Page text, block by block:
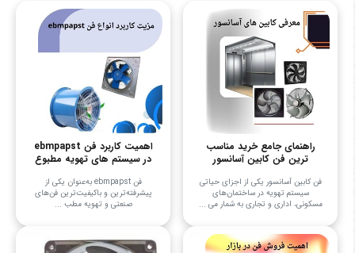
راهنمای جامع خرید مناسب
ترین فن کابین آسانسور
فن کابین آسانسور یکی از اجزای حیاتی
سیستم تهویه در ساختمان‌های
مسکونی، اداری و تجاری به شمار می ...
اهمیت کاربرد فن ebmpapst
در سیستم های تهویه مطبوع
فن ebmpapst به‌عنوان یکی از
پیشرفته‌ترین و باکیفیت‌ترین فن‌های
صنعتی و تهویه مطب ...